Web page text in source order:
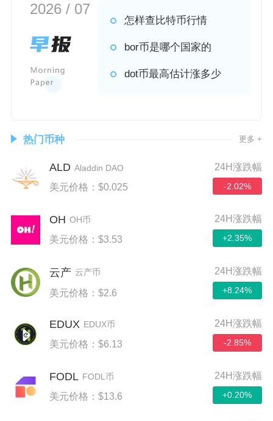
2026 / 07
怎样查比特币行情
bor币是哪个国家的
dot币最高估计涨多少
热门币种 更多 +
ALD Aladdin DAO
美元价格：$0.025
24H涨跌幅
-2.02%
OH OH币
美元价格：$3.53
24H涨跌幅
+2.35%
云产 云产币
美元价格：$2.6
24H涨跌幅
+8.24%
EDUX EDUX币
美元价格：$6.13
24H涨跌幅
-2.85%
FODL FODL币
美元价格：$13.6
24H涨跌幅
+0.20%